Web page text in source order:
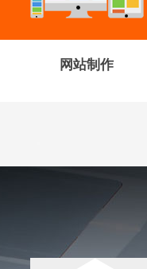
网站制作